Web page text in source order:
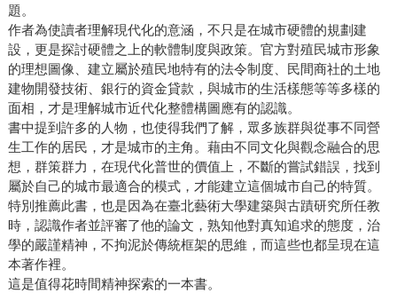
題。
作者為使讀者理解現代化的意涵，不只是在城市硬體的規劃建
設，更是探討硬體之上的軟體制度與政策。官方對殖民城市形象
的理想圖像、建立屬於殖民地特有的法令制度、民間商社的土地
建物開發技術、銀行的資金貸款，與城市的生活樣態等等多樣的
面相，才是理解城市近代化整體構圖應有的認識。
書中提到許多的人物，也使得我們了解，眾多族群與從事不同營
生工作的居民，才是城市的主角。藉由不同文化與觀念融合的思
想，群策群力，在現代化普世的價值上，不斷的嘗試錯誤，找到
屬於自己的城市最適合的模式，才能建立這個城市自己的特質。
特別推薦此書，也是因為在臺北藝術大學建築與古蹟研究所任教
時，認識作者並評審了他的論文，熟知他對真知追求的態度，治
學的嚴謹精神，不拘泥於傳統框架的思維，而這些也都呈現在這
本著作裡。
這是值得花時間精神探索的一本書。